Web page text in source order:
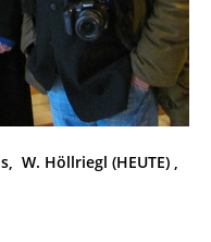
W. Höllriegl (HEUTE) ,